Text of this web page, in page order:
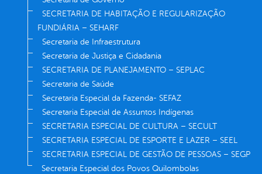
SECRETARIA DE HABITAÇÃO E REGULARIZAÇÃO
FUNDIÁRIA – SEHARF
Secretaria de Infraestrutura
Secretaria de Justiça e Cidadania
SECRETARIA DE PLANEJAMENTO – SEPLAC
Secretaria de Saúde
Secretaria Especial da Fazenda- SEFAZ
Secretaria Especial de Assuntos Indígenas
SECRETARIA ESPECIAL DE CULTURA – SECULT
SECRETARIA ESPECIAL DE ESPORTE E LAZER – SEEL
SECRETARIA ESPECIAL DE GESTÃO DE PESSOAS – SEGP
Secretaria Especial dos Povos Quilombolas